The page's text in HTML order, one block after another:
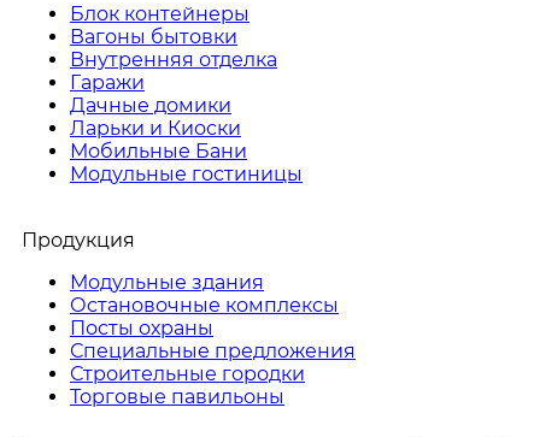
Блок контейнеры
Вагоны бытовки
Внутренняя отделка
Гаражи
Дачные домики
Ларьки и Киоски
Мобильные Бани
Модульные гостиницы
Продукция
Модульные здания
Остановочные комплексы
Посты охраны
Специальные предложения
Строительные городки
Торговые павильоны